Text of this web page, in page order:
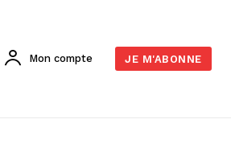
Mon compte JE M'ABONNE